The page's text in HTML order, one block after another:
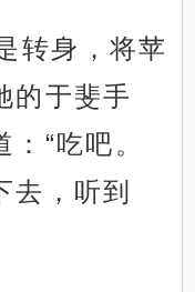
转身，将苹
的于斐手
“吃吧。
去，听到